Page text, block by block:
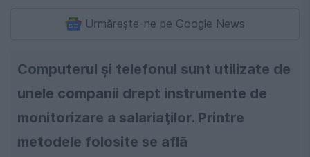
Urmărește-ne pe Google News
Computerul şi telefonul sunt utilizate de
unele companii drept instrumente de
monitorizare a salariaţilor. Printre
metodele folosite se află